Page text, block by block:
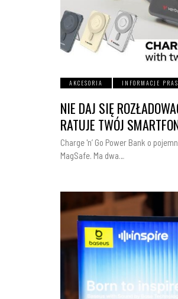
AKCESORIA INFORMACJE
NIE DAJ SIĘ
RATUJE TWÓJ
Charge 'n’ Go Power Bank o
MagSafe. Ma dwa…